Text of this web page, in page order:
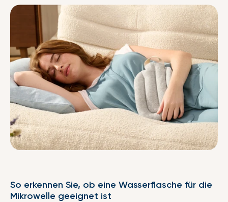
So erkennen Sie, ob eine Wasserflasche für die
Mikrowelle geeignet ist